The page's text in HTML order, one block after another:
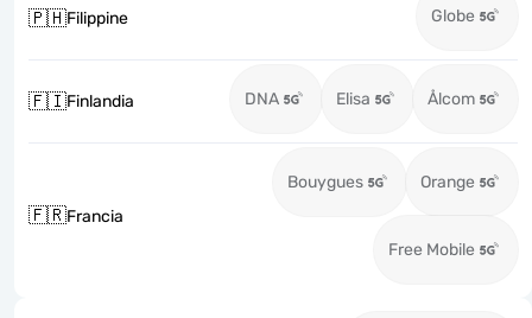
🇵🇭Filippine Globe
🇫🇮Finlandia DNA Elisa Ålcom
🇫🇷Francia
Bouygues Orange
Free Mobile